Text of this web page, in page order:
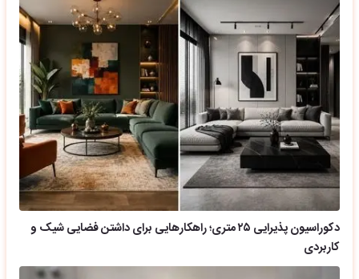
دکوراسیون پذیرایی ۲۵ متری؛ راهکارهایی برای داشتن فضایی شیک و
کاربردی